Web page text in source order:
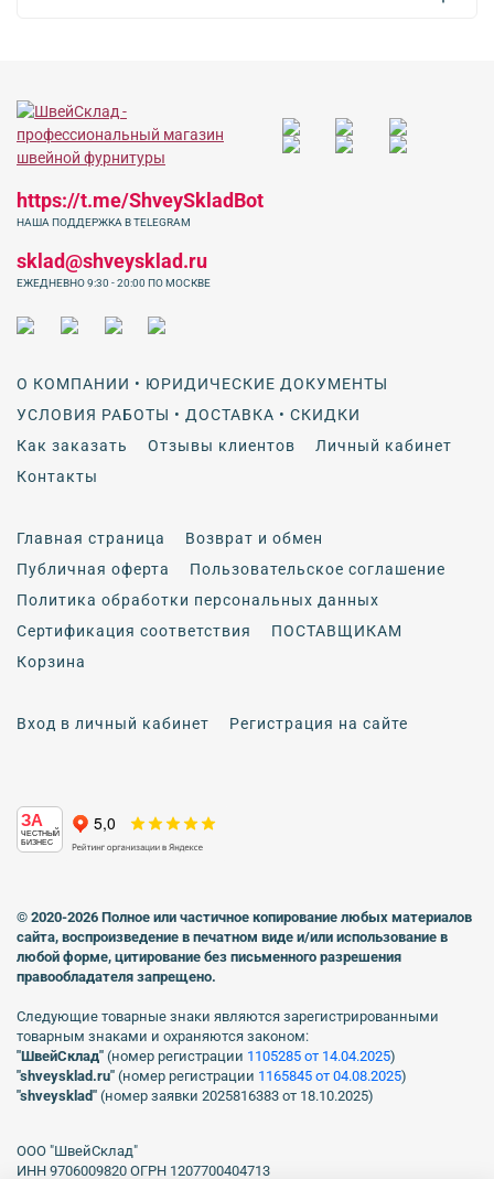
О КОМПАНИИ • ЮРИДИЧЕСКИЕ ДОКУМЕНТЫ
УСЛОВИЯ РАБОТЫ • ДОСТАВКА • СКИДКИ
Как заказать
Отзывы клиентов
Личный кабинет
Контакты
Главная страница
Возврат и обмен
Публичная оферта
Пользовательское соглашение
Политика обработки персональных данных
Сертификация соответствия
ПОСТАВЩИКАМ
Корзина
Вход в личный кабинет Регистрация на сайте
https://t.me/ShveySkladBot
НАША ПОДДЕРЖКА В TELEGRAM
sklad@shveysklad.ru
ЕЖЕДНЕВНО 9:30 - 20:00 ПО МОСКВЕ
ЗА
ЧЕСТНЫЙ
БИЗНЕС
© 2020-2026 Полное или частичное копирование любых материалов
сайта, воспроизведение в печатном виде и/или использование в
любой форме, цитирование без письменного разрешения
правообладателя запрещено.
Следующие товарные знаки являются зарегистрированными
товарным знаками и охраняются законом:
"ШвейСклад" (номер регистрации 1105285 от 14.04.2025)
"shveуsklad.ru" (номер регистрации 1165845 от 04.08.2025)
"shveysklad" (номер заявки 2025816383 от 18.10.2025)
ООО "ШвейСклад"
ИНН 9706009820 ОГРН 1207700404713